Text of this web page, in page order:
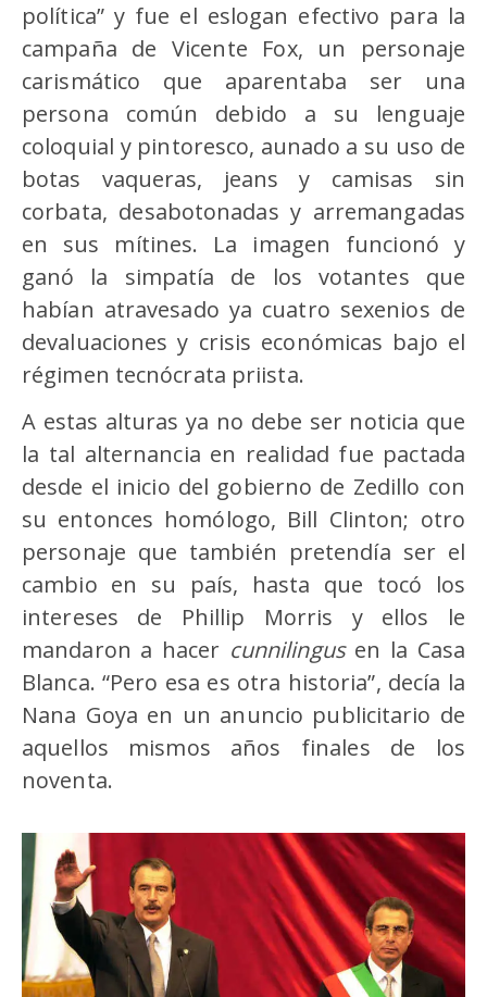
política” y fue el eslogan efectivo para la
campaña de Vicente Fox, un personaje
carismático que aparentaba ser una
persona común debido a su lenguaje
coloquial y pintoresco, aunado a su uso de
botas vaqueras, jeans y camisas sin
corbata, desabotonadas y arremangadas
en sus mítines. La imagen funcionó y
ganó la simpatía de los votantes que
habían atravesado ya cuatro sexenios de
devaluaciones y crisis económicas bajo el
régimen tecnócrata priista.
A estas alturas ya no debe ser noticia que
la tal alternancia en realidad fue pactada
desde el inicio del gobierno de Zedillo con
su entonces homólogo, Bill Clinton; otro
personaje que también pretendía ser el
cambio en su país, hasta que tocó los
intereses de Phillip Morris y ellos le
mandaron a hacer cunnilingus en la Casa
Blanca. “Pero esa es otra historia”, decía la
Nana Goya en un anuncio publicitario de
aquellos mismos años finales de los
noventa.